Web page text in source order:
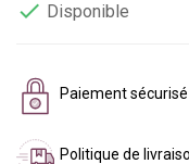
 Disponible
Paiement sécurisé
Politique de